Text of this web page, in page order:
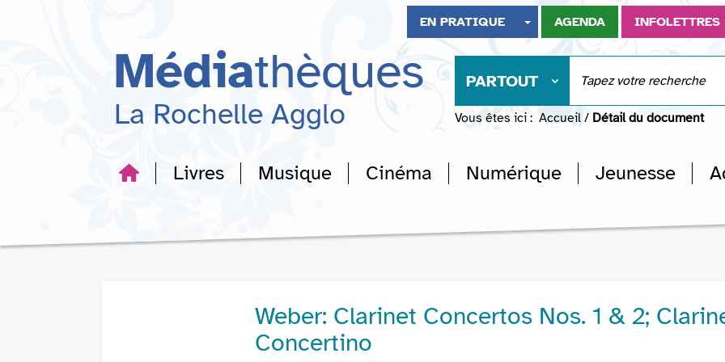
recherche
EN PRATIQUE AGENDA INFOLETTRES
Médiathèques
La Rochelle Agglo
PARTOUT
Vous êtes ici : Accueil / Détail du document
Livres Musique Cinéma Numérique Jeunesse
Weber: Clarinet Concertos Nos. 1 & 2;
Concertino